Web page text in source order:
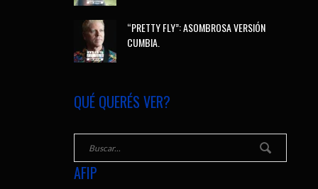
“PRETTY FLY”: ASOMBROSA VERSIÓN
CUMBIA.
QUÉ QUERÉS VER?
AFIP